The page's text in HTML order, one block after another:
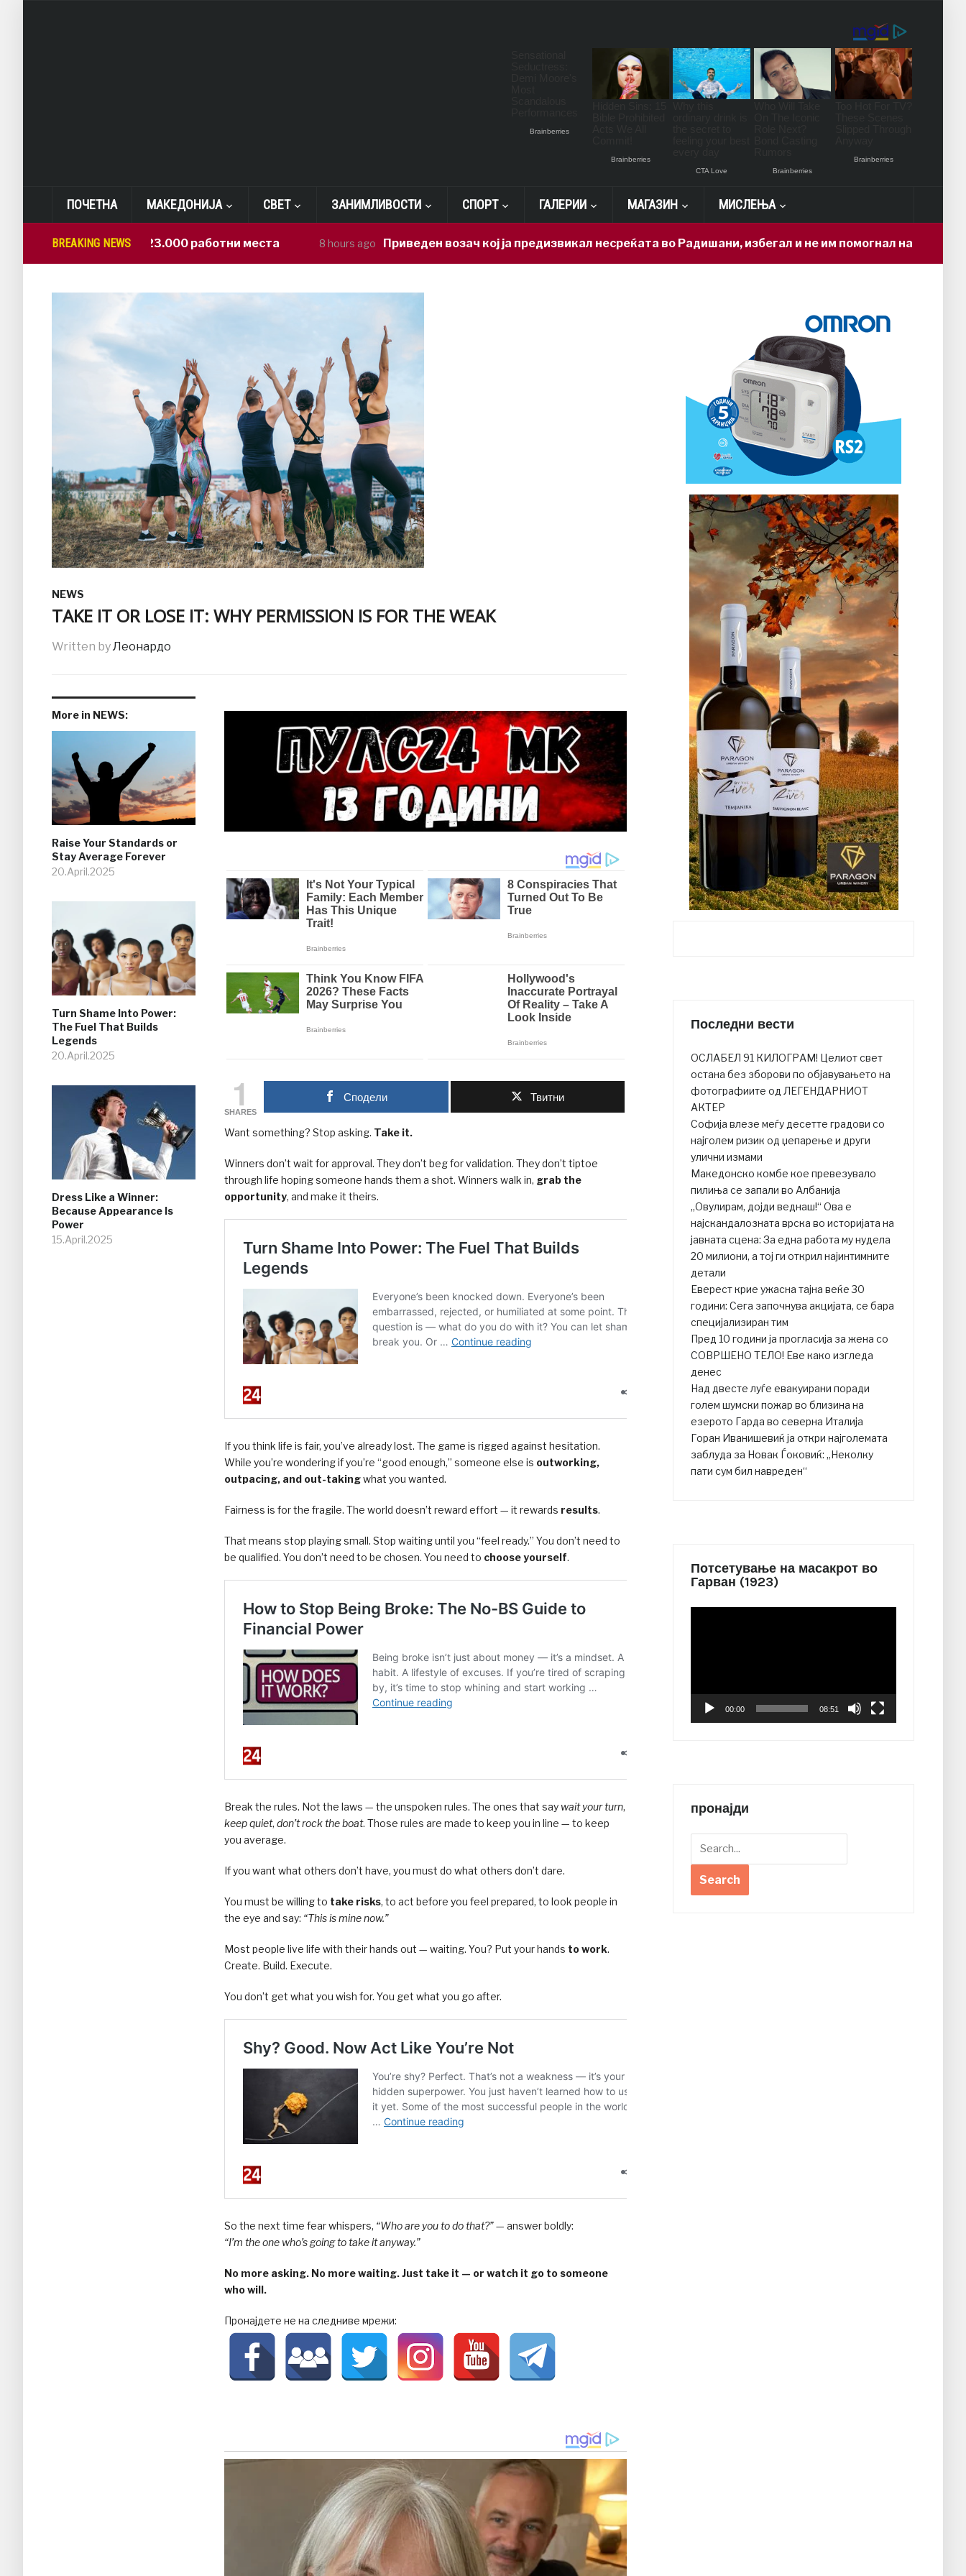
ПОЧЕТНА МАКЕДОНИЈА СВЕТ ЗАНИМЛИВОСТИ СПОРТ ГАЛЕРИИ МАГАЗИН МИСЛЕЊА
BREAKING NEWS
САД: Изгубени 23.000 работни места 8 hours ago Приведен возач кој ја предизвикал несреќата во Радишани, избегал и не им помогнал на повредените
NEWS
TAKE IT OR LOSE IT: WHY PERMISSION IS FOR THE WEAK
Written byЛеонардо
More in NEWS:
Raise Your Standards or
Stay Average Forever
20.April.2025
Turn Shame Into Power:
The Fuel That Builds
Legends
20.April.2025
Dress Like a Winner:
Because Appearance Is
Power
15.April.2025
1
SHARES
Сподели Твитни
Want something? Stop asking. Take it.
Winners don’t wait for approval. They don’t beg for validation. They don’t tiptoe
through life hoping someone hands them a shot. Winners walk in, grab the
opportunity, and make it theirs.
If you think life is fair, you’ve already lost. The game is rigged against hesitation.
While you’re wondering if you’re “good enough,” someone else is outworking,
outpacing, and out-takingwhat you wanted.
Fairness is for the fragile. The world doesn’t reward effort — it rewards results.
That means stop playing small. Stop waiting until you “feel ready.” You don’t need to
be qualified. You don’t need to be chosen. You need to choose yourself.
Break the rules. Not the laws — the unspoken rules. The ones that say wait your turn,
keep quiet, don’t rock the boat. Those rules are made to keep you in line — to keep
you average.
If you want what others don’t have, you must do what others don’t dare.
You must be willing to take risks, to act before you feel prepared, to look people in
the eye and say: “This is mine now.”
Most people live life with their hands out — waiting. You? Put your hands to work.
Create. Build. Execute.
You don’t get what you wish for. You get what you go after.
So the next time fear whispers, “Who are you to do that?”— answer boldly:
“I’m the one who’s going to take it anyway.”
No more asking. No more waiting. Just take it — or watch it go to someone
who will.
Пронајдете не на следниве мрежи:
Последни вести
ОСЛАБЕЛ 91 КИЛОГРАМ! Целиот свет
остана без зборови по објавувањето на
фотографиите од ЛЕГЕНДАРНИОТ
АКТЕР
Софија влезе меѓу десетте градови со
најголем ризик од џепарење и други
улични измами
Македонско комбе кое превезувало
пилиња се запали во Албанија
„Овулирам, дојди веднаш!“ Ова е
најскандалозната врска во историјата на
јавната сцена: За една работа му нудела
20 милиони, а тој ги открил најинтимните
детали
Еверест крие ужасна тајна веќе 30
години: Сега започнува акцијата, се бара
специјализиран тим
Пред 10 години ја прогласија за жена со
СОВРШЕНО ТЕЛО! Еве како изгледа
денес
Над двесте луѓе евакуирани поради
голем шумски пожар во близина на
езерото Гарда во северна Италија
Горан Иванишевиќ ја откри најголемата
заблуда за Новак Ѓоковиќ: „Неколку
пати сум бил навреден“
Потсетување на масакрот во
Гарван (1923)
00:00 08:51
пронајди